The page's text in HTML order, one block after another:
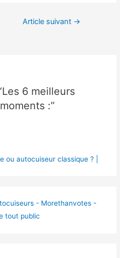
Article suivant →
6 meilleurs
:”
ou autocuiseur classique ? |
- Morethanvotes -
tout public